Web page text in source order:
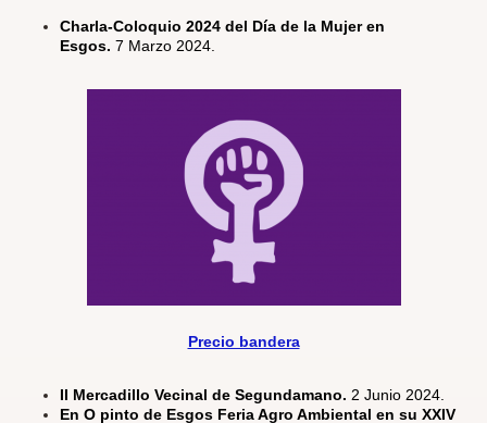
Charla-Coloquio 2024 del Día de la Mujer en
Esgos. 7 Marzo 2024.
Precio bandera
II Mercadillo Vecinal de Segundamano. 2 Junio 2024.
En O pinto de Esgos Feria Agro Ambiental en su XXIV